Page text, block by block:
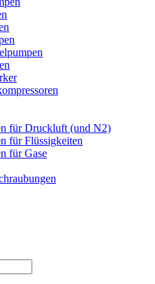
für Druckluft (und N2)
für Flüssigkeiten
für Gase